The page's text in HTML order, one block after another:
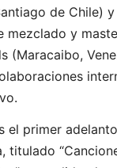
de Chile) y
mezclado y
(Maracaibo,
el primer
titulado